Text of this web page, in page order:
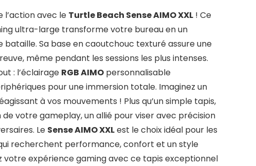
l’action avec le Turtle Beach Sense AIMO XXL ! Ce
ultra-large transforme votre bureau en un
Sa base en caoutchouc texturé assure une
même pendant les sessions les plus intenses.
: l’éclairage RGB AIMO personnalisable
pour une immersion totale. Imaginez un
à vos mouvements ! Plus qu’un simple tapis,
de votre gameplay, un allié pour viser avec précision
Le Sense AIMO XXLest le choix idéal pour les
recherchent performance, confort et un style
votre expérience gaming avec ce tapis exceptionnel